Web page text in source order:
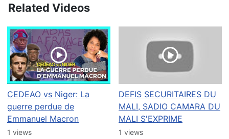
Related Videos
CEDEAO vs Niger: La
guerre perdue de
Emmanuel Macron
1 views
DEFIS SECURITAIRES DU
MALI, SADIO CAMARA DU
MALI S'EXPRIME
1 views